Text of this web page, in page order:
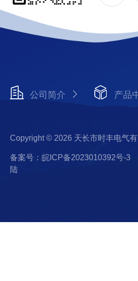
公司简介 产品
Copyright © 2026 天长市时丰电气
备案号：皖ICP备2023010392号-3
陆